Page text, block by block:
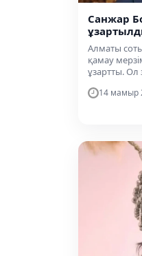
Санжар
Алматы
қамау
ұзартты. Ол
14 мамыр